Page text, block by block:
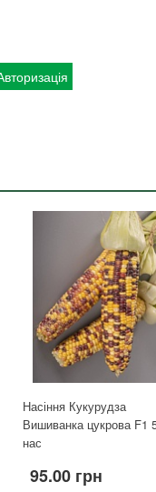
Насіння Кукурудза
Вишиванка цукрова F1
нас
95.00 грн